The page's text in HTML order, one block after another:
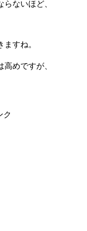
ないほど、
すね。
めですが、
ク